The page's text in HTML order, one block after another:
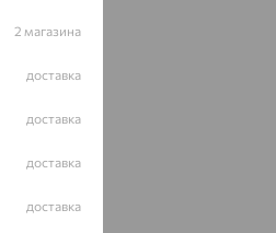
2 магазина
доставка
доставка
доставка
доставка